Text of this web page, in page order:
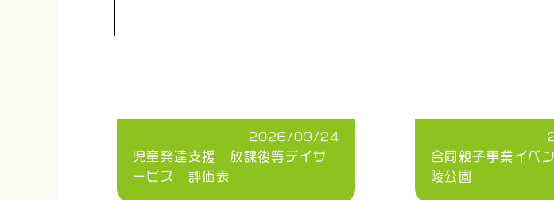
2026/03/24
児童発達支援 放課後等デイサ
ービス 評価表
合同親子事業イベ
陵公園